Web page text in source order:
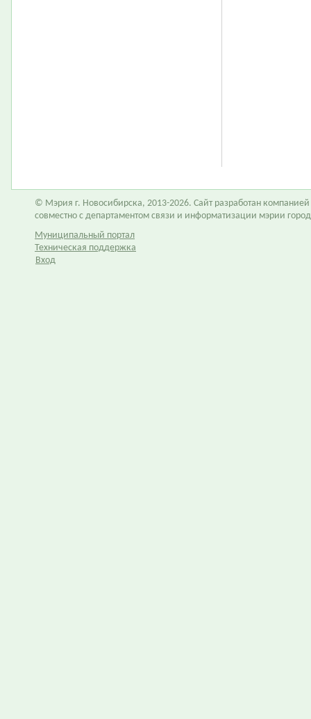
© Мэрия г. Новосибирска, 2013-2026. Сайт разработан компанией
совместно с департаментом связи и информатизации мэрии
Муниципальный портал
Техническая поддержка
Вход